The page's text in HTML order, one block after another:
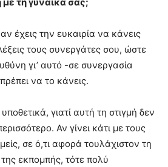
έχεις την ευκαιρία να κάνεις
τους συνεργάτες σου, ώστε
γι’ αυτό -σε συνεργασία
να το κάνεις.
γιατί αυτή τη στιγµή δεν
Αν γίνει κάτι µε τους
σε ό,τι αφορά τουλάχιστον τη
εκποµπής, τότε πολύ